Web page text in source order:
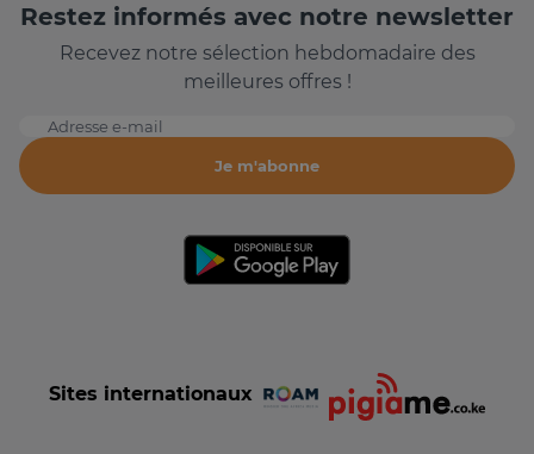
Restez informés avec notre newsletter
Recevez notre sélection hebdomadaire des
meilleures offres !
Adresse e-mail
Je m'abonne
Sites internationaux